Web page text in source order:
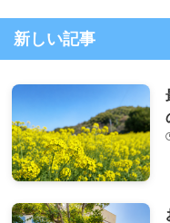
新しい記事